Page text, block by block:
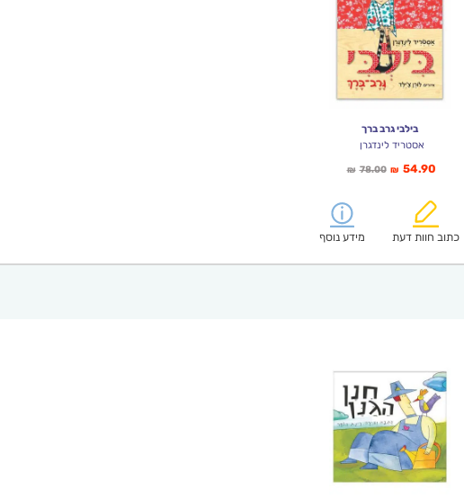
בילבי גרב ברך
אסטריד לינדגרן
₪ 78.00המחיר
₪78.00.
₪ 54.90המחיר
כתוב חוות דעת
מידע נוסף